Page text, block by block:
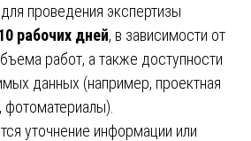
проведения экспертизы
рабочих дней, в зависимости от
работ, а также доступности
данных (например, проектная
уточнение информации или